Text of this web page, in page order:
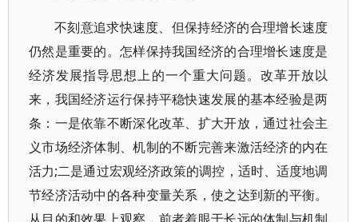
不刻意追求快速度、但保持经济的合理增长速度
仍然是重要的。怎样保持我国经济的合理增长速度是
经济发展指导思想上的一个重大问题。改革开放以
来，我国经济运行保持平稳快速发展的基本经验是两
条：一是依靠不断深化改革、扩大开放，通过社会主
义市场经济体制、机制的不断完善来激活经济的内在
活力;二是通过宏观经济政策的调控，适时、适度地调
节经济活动中的各种变量关系，使之达到新的平衡。